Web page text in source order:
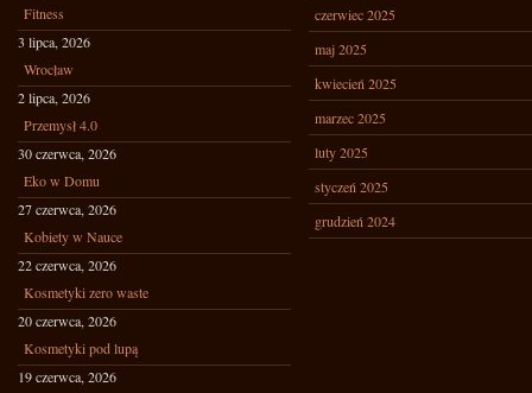
Fitness
3 lipca, 2026
Wrocław
2 lipca, 2026
Przemysł 4.0
30 czerwca, 2026
Eko w Domu
27 czerwca, 2026
Kobiety w Nauce
22 czerwca, 2026
Kosmetyki zero waste
20 czerwca, 2026
Kosmetyki pod lupą
19 czerwca, 2026
czerwiec 2025
maj 2025
kwiecień 2025
marzec 2025
luty 2025
styczeń 2025
grudzień 2024